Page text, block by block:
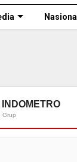
Nasional
Grup